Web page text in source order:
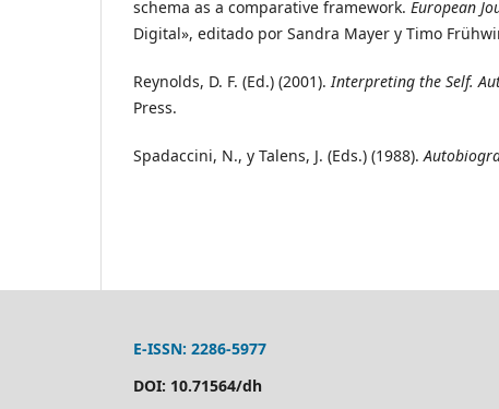
schema as a comparative framework. European
Digital», editado por Sandra Mayer y Timo
Reynolds, D. F. (Ed.) (2001). Interpreting the Self.
Press.
Spadaccini, N., y Talens, J. (Eds.) (1988).
E-ISSN: 2286-5977
DOI: 10.71564/dh